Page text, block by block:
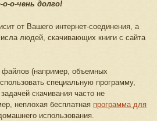
о-о-чень долго!
от Вашего интернет-соединения, а
людей, скачивающих книги с сайта
(например, объемных
специальную программу,
скачивания часто не
неплохая бесплатная программа для
использования.